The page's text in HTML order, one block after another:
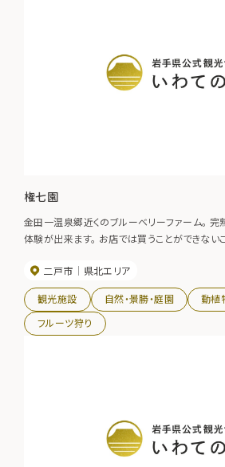
権七園
金田一温泉郷近くのブルーベリーファーム。
体験が出来ます。 お店では買うことができない
二戸市 県北エリア
観光施設 自然・景勝・庭園
動植
フルーツ狩り